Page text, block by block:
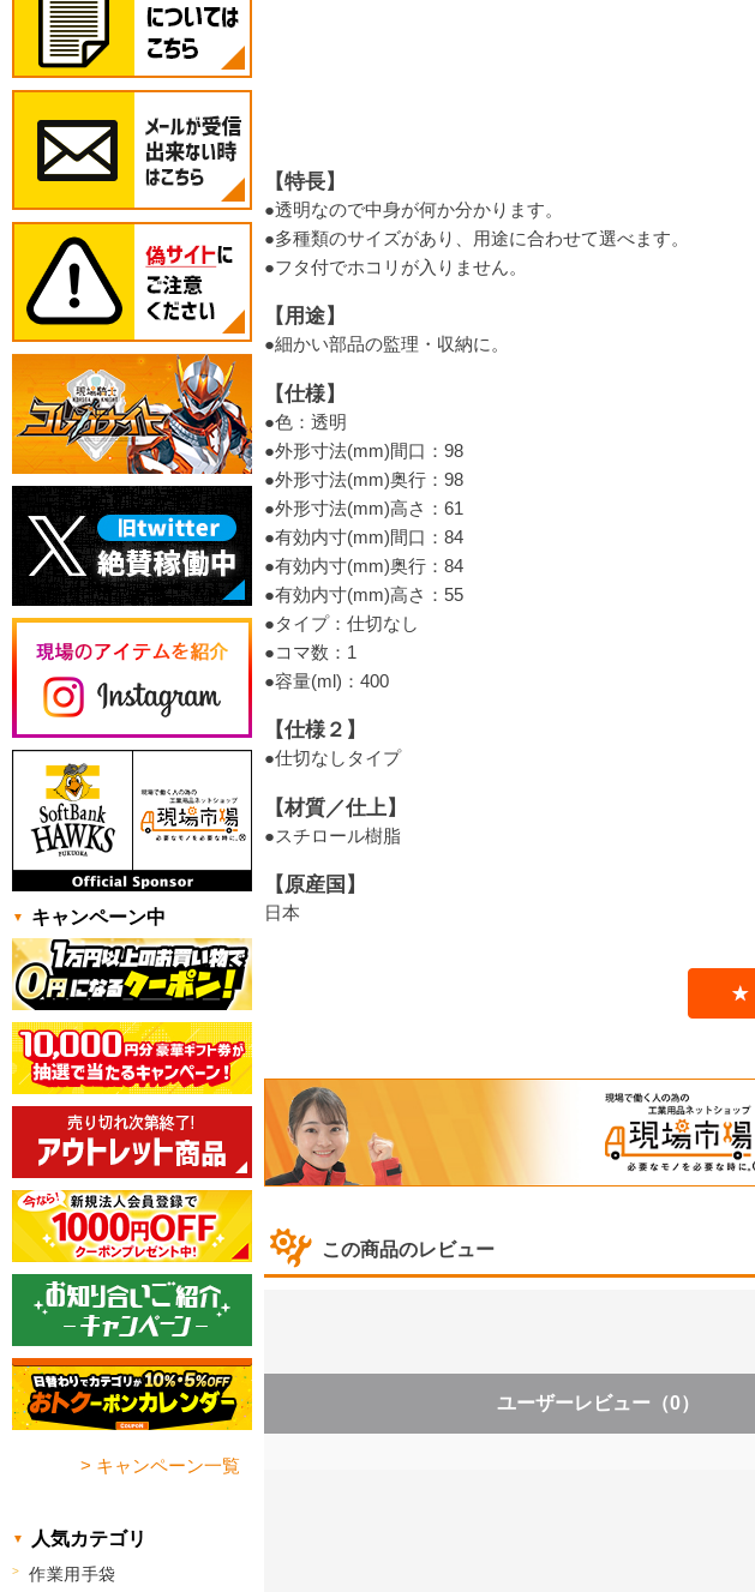
【特長】
●透明なので中身が何か分かります。
●多種類のサイズがあり、用途に合わせて選べます。
●フタ付でホコリが入りません。
【用途】
●細かい部品の監理・収納に。
【仕様】
●色：透明
●外形寸法(mm)間口：98
●外形寸法(mm)奥行：98
●外形寸法(mm)高さ：61
●有効内寸(mm)間口：84
●有効内寸(mm)奥行：84
●有効内寸(mm)高さ：55
●タイプ：仕切なし
●コマ数：1
●容量(ml)：400
【仕様２】
●仕切なしタイプ
【材質／仕上】
●スチロール樹脂
【原産国】
日本
この商品のレビュー
ユーザーレビュー （0）
キャンペーン中
> キャンペーン一覧
人気カテゴリ
作業用手袋